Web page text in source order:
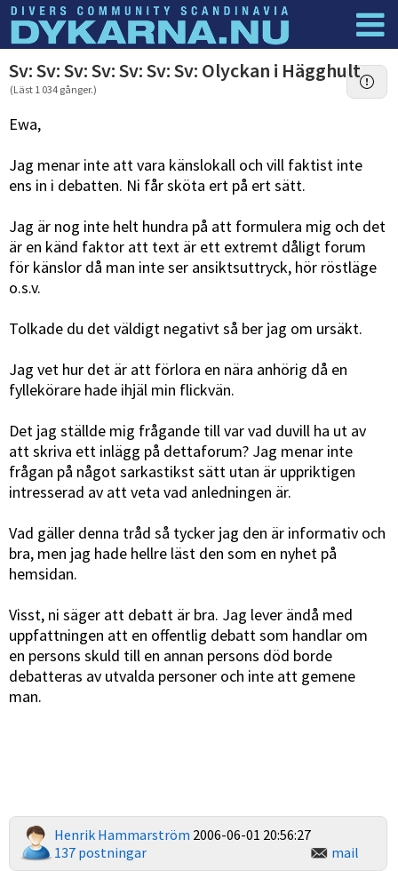
Dyknyheter Logga in
Sv: Sv: Sv: Sv: Sv: Sv: Sv: Olyckan i Hägghult
(Läst 1 034 gånger.)
Ewa,
Jag menar inte att vara känslokall och vill faktist inte
ens in i debatten. Ni får sköta ert på ert sätt.
Jag är nog inte helt hundra på att formulera mig och det
är en känd faktor att text är ett extremt dåligt forum
för känslor då man inte ser ansiktsuttryck, hör röstläge
o.s.v.
Tolkade du det väldigt negativt så ber jag om ursäkt.
Jag vet hur det är att förlora en nära anhörig då en
fyllekörare hade ihjäl min flickvän.
Det jag ställde mig frågande till var vad duvill ha ut av
att skriva ett inlägg på dettaforum? Jag menar inte
frågan på något sarkastikst sätt utan är uppriktigen
intresserad av att veta vad anledningen är.
Vad gäller denna tråd så tycker jag den är informativ och
bra, men jag hade hellre läst den som en nyhet på
hemsidan.
Visst, ni säger att debatt är bra. Jag lever ändå med
uppfattningen att en offentlig debatt som handlar om
en persons skuld till en annan persons död borde
debatteras av utvalda personer och inte att gemene
man.
Henrik Hammarström 2006-06-01 20:56:27
137 postningar
mail